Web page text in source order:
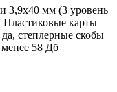
3,9х40 мм (3 уровень
Пластиковые карты –
степлерные скобы
58 Дб